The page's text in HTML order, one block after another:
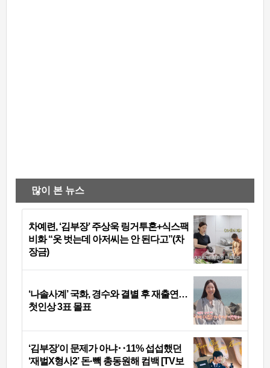
많이 본 뉴스
차예련, ‘김부장’ 주상욱 링거투혼+식스팩
비화 “옷 벗는데 아저씨는 안 된다고”(차
장금)
‘나솔사계’ 국화, 경수와 결별 후 재출연…
첫인상 3표 몰표
‘김부장’이 문제가 아냐‥11% 섭섭했던
‘재벌X형사2’ 돈·빽 총동원해 컴백 [TV보